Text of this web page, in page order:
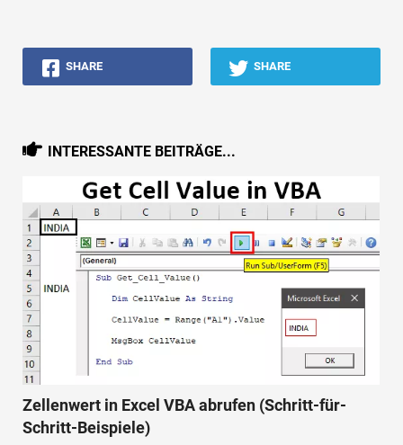
SHARE SHARE
INTERESSANTE BEITRÄGE...
Zellenwert in Excel VBA abrufen (Schritt-für-
Schritt-Beispiele)